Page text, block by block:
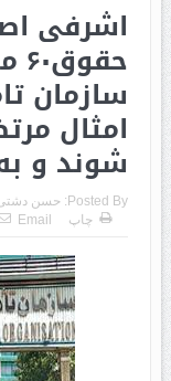
اشرفی
سازمان
امثال
شوند و
Posted By: حسن
چاپ
Email